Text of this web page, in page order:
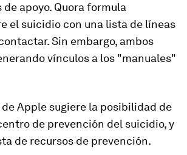
apoyo. Quora formula
el suicidio con una lista de líneas
Sin embargo, ambos
vínculos a los "manuales"
de Apple sugiere la posibilidad de
de prevención del suicidio, y
de recursos de prevención.